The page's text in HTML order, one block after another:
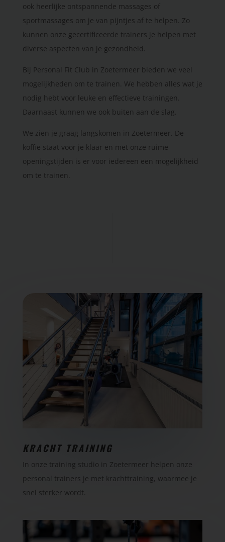
ook heerlijke ontspannende massages of
sportmassages om je van pijntjes af te helpen. Zo
kunnen onze gecertificeerde trainers je helpen met
diverse aspecten van je gezondheid.
Bij Personal Fit Club in Zoetermeer bieden we veel
mogelijkheden om te trainen. We hebben alles wat je
nodig hebt voor leuke en effectieve trainingen.
Daarnaast kunnen we ook buiten aan de slag.
We zien je graag langskomen in Zoetermeer. De
koffie staat voor je klaar en met onze ruime
openingstijden is er voor iedereen een mogelijkheid
om te trainen.
KRACHT TRAINING
In onze training studio in Zoetermeer helpen onze
personal trainers je met krachttraining, waarmee je
snel sterker wordt.